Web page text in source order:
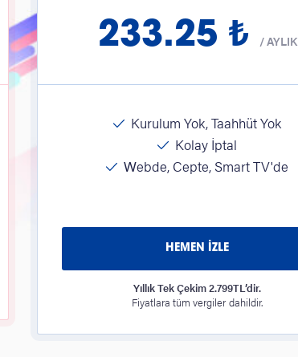
233.25 ₺ /AYLIK
Kurulum Yok, Taahhüt Yok
Kolay İptal
Webde, Cepte, Smart TV'de
HEMEN İZLE
Yıllık Tek Çekim 2.799TL’dir.
Fiyatlara tüm vergiler dahildir.